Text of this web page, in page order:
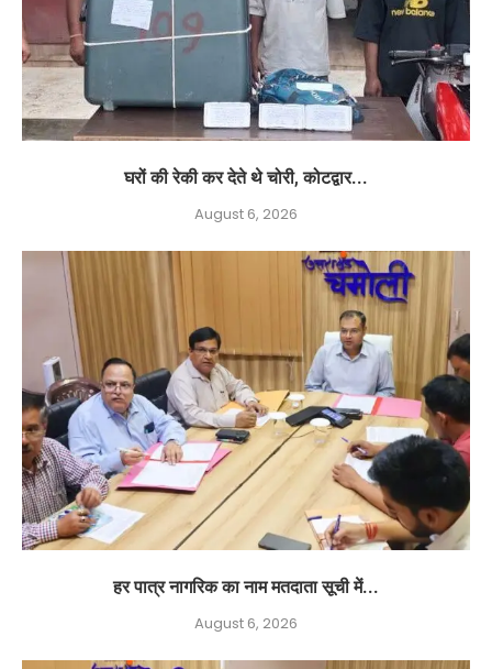
घरों की रेकी कर देते थे चोरी, कोटद्वार...
August 6, 2026
हर पात्र नागरिक का नाम मतदाता सूची में...
August 6, 2026